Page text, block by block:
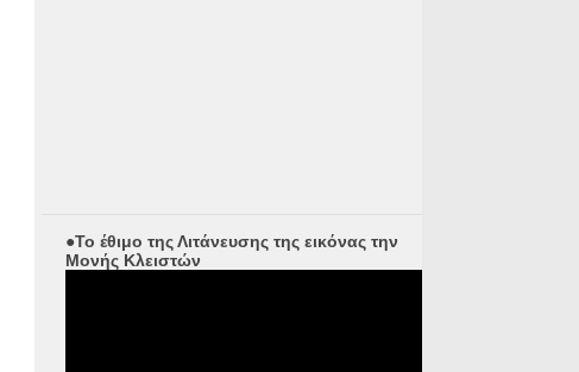
●Το έθιμο της Λιτάνευσης της εικόνας την
Μονής Κλειστών